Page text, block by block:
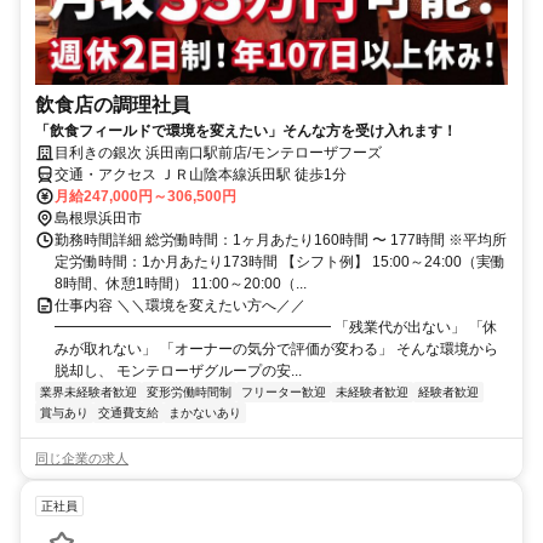
飲食店の調理社員
「飲食フィールドで環境を変えたい」そんな方を受け入れます！
目利きの銀次 浜田南口駅前店/モンテローザフーズ
交通・アクセス ＪＲ山陰本線浜田駅 徒歩1分
月給247,000円～306,500円
島根県浜田市
勤務時間詳細 総労働時間：1ヶ月あたり160時間 〜 177時間 ※平均所
定労働時間：1か月あたり173時間 【シフト例】 15:00～24:00（実働
8時間、休憩1時間） 11:00～20:00（...
仕事内容 ＼＼環境を変えたい方へ／／
━━━━━━━━━━━━━━━━━━━ 「残業代が出ない」 「休
みが取れない」 「オーナーの気分で評価が変わる」 そんな環境から
脱却し、 モンテローザグループの安...
業界未経験者歓迎 変形労働時間制 フリーター歓迎 未経験者歓迎
経験者歓迎
賞与あり
交通費支給 まかないあり
同じ企業の求人
正社員